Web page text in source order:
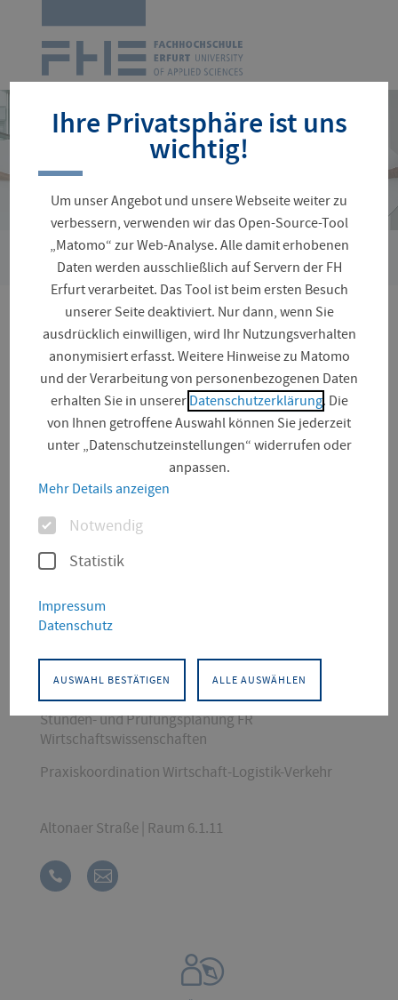
Navigation
überspringen
Sie
sind
hier:
Personenverzeichnis › Eiteljörge, Nicole
Nicole Eiteljörge
Verkehrs- und Transportwesen, Wirtschaftswissenschaften
Dekanatssekretariat
Stunden- und Prüfungsplanung FR
Wirtschaftswissenschaften
Praxiskoordination Wirtschaft-Logistik-Verkehr
Altonaer Straße | Raum 6.1.11
Ihre Privatsphäre ist uns
wichtig!
Um unser Angebot und unsere Webseite weiter zu
verbessern, verwenden wir das Open-Source-Tool
„Matomo“ zur Web-Analyse. Alle damit erhobenen
Daten werden ausschließlich auf Servern der FH
Erfurt verarbeitet. Das Tool ist beim ersten Besuch
unserer Seite deaktiviert. Nur dann, wenn Sie
ausdrücklich einwilligen, wird Ihr Nutzungsverhalten
anonymisiert erfasst. Weitere Hinweise zu Matomo
und der Verarbeitung von personenbezogenen Daten
erhalten Sie in unserer Datenschutzerklärung. Die
von Ihnen getroffene Auswahl können Sie jederzeit
unter „Datenschutzeinstellungen“ widerrufen oder
anpassen.
Mehr Details anzeigen
OptionenNotwendig
Statistik
Impressum
Datenschutz
AUSWAHL BESTÄTIGEN ALLE AUSWÄHLEN